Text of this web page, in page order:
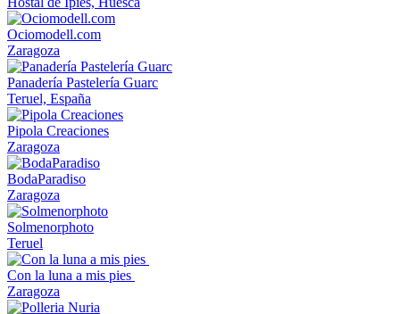
Ociomodell.com
Zaragoza
Panadería Pastelería Guarc
Teruel, España
Pipola Creaciones
Zaragoza
BodaParadiso
Zaragoza
Solmenorphoto
Teruel
Con la luna a mis pies
Zaragoza